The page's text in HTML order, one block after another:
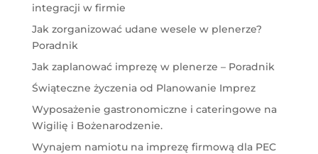
integracji w firmie
Jak zorganizować udane wesele w plenerze?
Poradnik
Jak zaplanować imprezę w plenerze – Poradnik
Świąteczne życzenia od Planowanie Imprez
Wyposażenie gastronomiczne i cateringowe na
Wigilię i Bożenarodzenie.
Wynajem namiotu na imprezę firmową dla PEC